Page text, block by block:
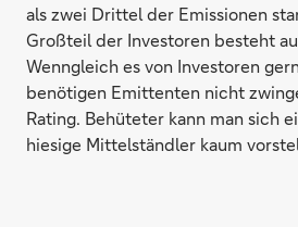
als zwei Drittel der Emissionen
Großteil der Investoren besteht
Wenngleich es von Investoren
benötigen Emittenten nicht
Rating. Behüteter kann man sich
hiesige Mittelständler kaum